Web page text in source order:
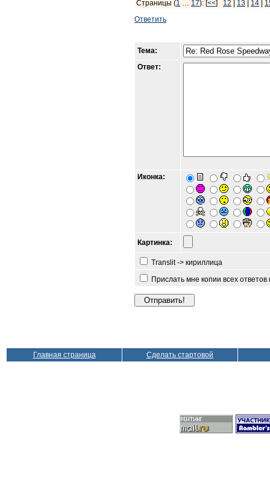
Страницы (1 … 17): [<<] 12 13 14
Ответить
Тема:
Ответ:
Иконка:
Картинка:
Translit -> кириллица
Прислать мне копии всех
Главная страница Сделать стартовой